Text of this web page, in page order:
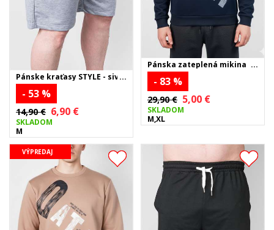
Pánske kraťasy STYLE - sivé
- 53 %
14,90 € 6,90 €
SKLADOM
M
Pánska zateplená mikina
OATIA - tmavomodrá
- 83 %
29,90 € 5,00 €
SKLADOM
M,XL
VÝPREDAJ